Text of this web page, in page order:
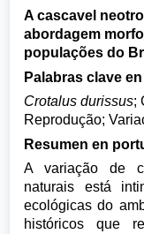
A cascavel
abordagem
populações do
Palabras clave
Crotalus durissus;
Reprodução;
Resumen en
A variação de
naturais está
ecológicas do
históricos que